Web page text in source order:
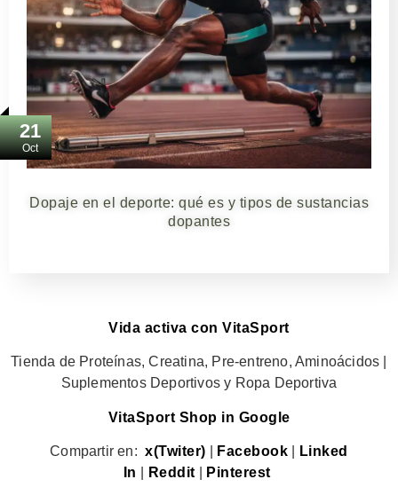
21
Oct
Dopaje en el deporte: qué es y tipos de sustancias
dopantes
Vida activa con VitaSport
Tienda de Proteínas, Creatina, Pre-entreno, Aminoácidos |
Suplementos Deportivos y Ropa Deportiva
VitaSport Shop in Google
Compartir en:x(Twiter) Facebook
Linked
In
Reddit Pinterest